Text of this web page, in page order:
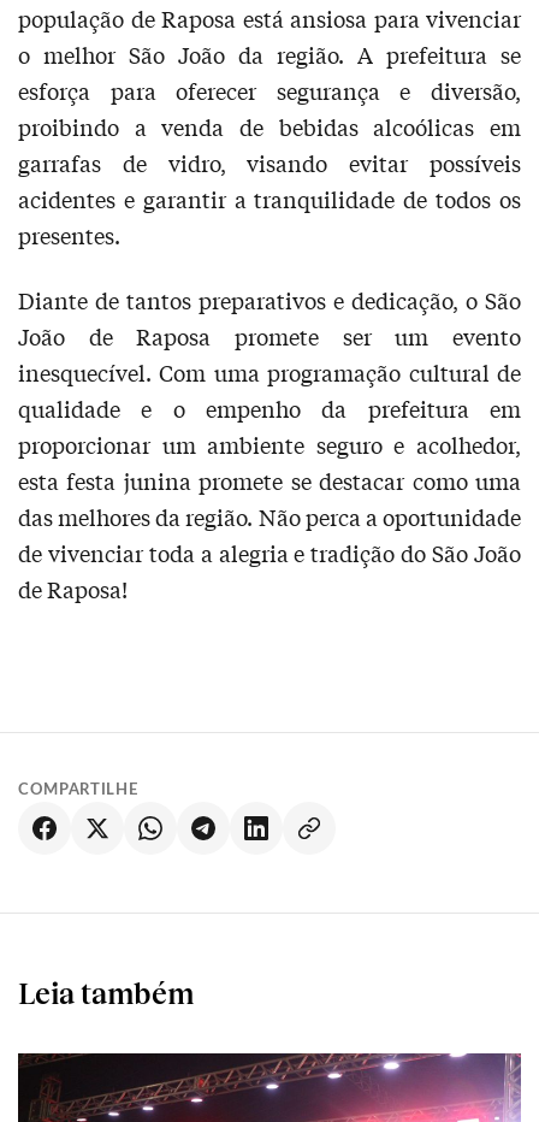
população de Raposa está ansiosa para vivenciar
o melhor São João da região. A prefeitura se
esforça para oferecer segurança e diversão,
proibindo a venda de bebidas alcoólicas em
garrafas de vidro, visando evitar possíveis
acidentes e garantir a tranquilidade de todos os
presentes.
Diante de tantos preparativos e dedicação, o São
João de Raposa promete ser um evento
inesquecível. Com uma programação cultural de
qualidade e o empenho da prefeitura em
proporcionar um ambiente seguro e acolhedor,
esta festa junina promete se destacar como uma
das melhores da região. Não perca a oportunidade
de vivenciar toda a alegria e tradição do São João
de Raposa!
COMPARTILHE
Leia também